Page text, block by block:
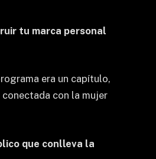
tu marca personal
era un capítulo,
con la mujer
que conlleva la